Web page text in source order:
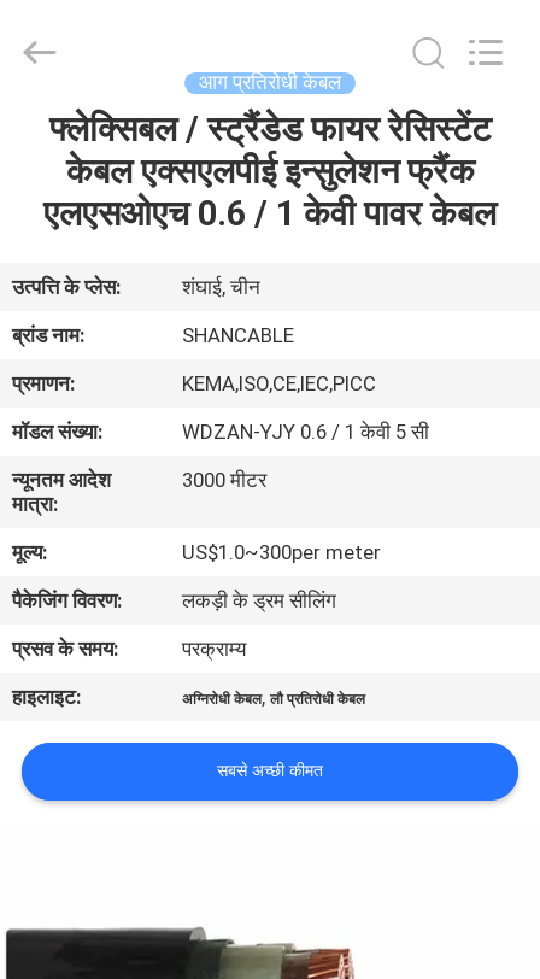
उत्पाद
वीडियो
दिखाएँ
हमारे
बारे
में
फैक्टरी
यात्रा
गुणवत्ता
नियंत्रण
संपर्क
Cable
(Group)
Reserved.
आग प्रतिरोधी केबल
फ्लेक्सिबल / स्ट्रैंडेड फायर रेसिस्टेंट
केबल एक्सएलपीई इन्सुलेशन फ्रैंक
एलएसओएच 0.6 / 1 केवी पावर केबल
उत्पत्ति के प्लेस:
शंघाई, चीन
ब्रांड नाम:
SHANCABLE
प्रमाणन:
KEMA,ISO,CE,IEC,PICC
मॉडल संख्या:
WDZAN-YJY 0.6 / 1 केवी 5 सी
न्यूनतम आदेश
मात्रा:
3000 मीटर
मूल्य:
US$1.0~300per meter
पैकेजिंग विवरण:
लकड़ी के ड्रम सीलिंग
प्रसव के समय:
परक्राम्य
हाइलाइट:
अग्निरोधी केबल,लौ प्रतिरोधी केबल
सबसे अच्छी कीमत